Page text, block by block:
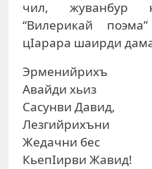
чил, жуванбур
“Вилерикай
цIарара шаирди
Эрменийрихъ
Авайди хьиз
Сасунви Давид,
Лезгийрихъни
Жедачни бес
КьепIирви Жавид!